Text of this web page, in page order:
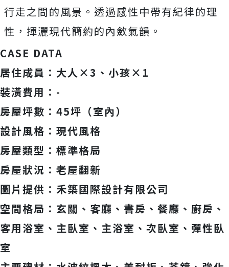
行走之間的風景。透過感性中帶有紀律的理
性，揮灑現代簡約的內斂氣韻。
CASE DATA
居住成員：大人×3、小孩×1
裝潢費用：-
房屋坪數：45坪（室內）
設計風格：現代風格
房屋類型：標準格局
房屋狀況：老屋翻新
圖片提供：禾築國際設計有限公司
空間格局：玄關、客廳、書房、餐廳、廚房、
客用浴室、主臥室、主浴室、次臥室、彈性臥
室